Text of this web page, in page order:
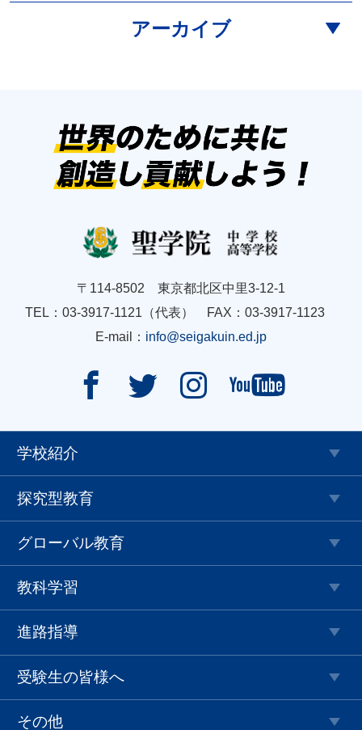
アーカイブ
〒114-8502 東京都北区中里3-12-1
TEL：03-3917-1121（代表） FAX：03-3917-1123
E-mail： info@seigakuin.ed.jp
   
学校紹介
探究型教育
グローバル教育
教科学習
進路指導
受験生の皆様へ
その他